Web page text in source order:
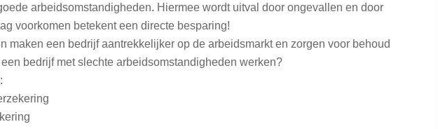
arbeidsomstandigheden. Hiermee wordt uitval door ongevallen en door
voorkomen betekent een directe besparing!
maken een bedrijf aantrekkelijker op de arbeidsmarkt en zorgen voor behoud
bedrijf met slechte arbeidsomstandigheden werken?